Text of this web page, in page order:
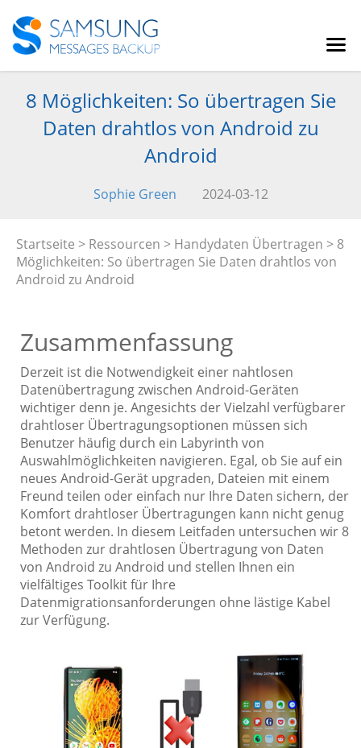
8 Möglichkeiten: So übertragen Sie
Daten drahtlos von Android zu
Android
Sophie Green 2024-03-12
Startseite > Ressourcen > Handydaten Übertragen > 8
Möglichkeiten: So übertragen Sie Daten drahtlos von
Android zu Android
Zusammenfassung
Derzeit ist die Notwendigkeit einer nahtlosen
Datenübertragung zwischen Android-Geräten
wichtiger denn je. Angesichts der Vielzahl verfügbarer
drahtloser Übertragungsoptionen müssen sich
Benutzer häufig durch ein Labyrinth von
Auswahlmöglichkeiten navigieren. Egal, ob Sie auf ein
neues Android-Gerät upgraden, Dateien mit einem
Freund teilen oder einfach nur Ihre Daten sichern, der
Komfort drahtloser Übertragungen kann nicht genug
betont werden. In diesem Leitfaden untersuchen wir 8
Methoden zur drahtlosen Übertragung von Daten
von Android zu Android und stellen Ihnen ein
vielfältiges Toolkit für Ihre
Datenmigrationsanforderungen ohne lästige Kabel
zur Verfügung.